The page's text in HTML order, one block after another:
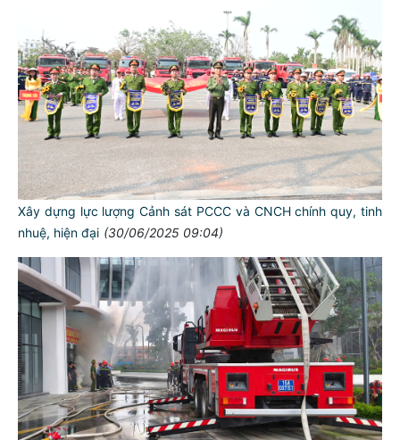
Xây dựng lực lượng Cảnh sát PCCC và CNCH chính quy, tinh
nhuệ, hiện đại (30/06/2025 09:04)